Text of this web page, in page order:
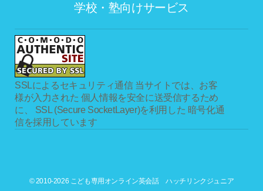
学校・塾向けサービス
SSLによるセキュリティ通信 当サイトでは、お客
様が入力された 個人情報を安全に送受信するため
に、 SSL (Secure SocketLayer)を利用した 暗号化通
信を採用しています
© 2010-2026 こども専用オンライン英会話 ハッチリンクジュニア